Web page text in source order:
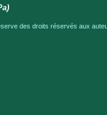
des droits réservés aux